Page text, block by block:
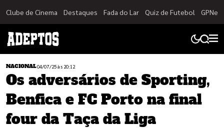
Clube de Cinema Destaques Fada do Lar Quiz de Futebol GPNet
NACIONAL04/07/25 às 20:12
Os adversários de Sporting,
Benfica e FC Porto na final
four da Taça da Liga